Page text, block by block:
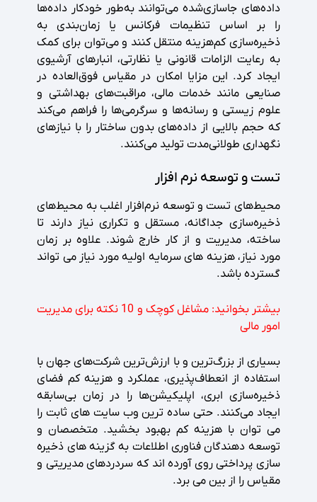
داده‌های جاسازی‌شده می‌توانند به‌طور خودکار داده‌ها
را بر اساس تنظیمات فرکانس یا زمان‌بندی به
ذخیره‌سازی کم‌هزینه منتقل کنند و می‌توان برای کمک
به رعایت الزامات قانونی یا نظارتی، انبارهای آرشیوی
ایجاد کرد. این مزایا امکان در مقیاس فوق‌العاده در
صنایعی مانند خدمات مالی، مراقبت‌های بهداشتی و
علوم زیستی و رسانه‌ها و سرگرمی‌ها را فراهم می‌کند
که حجم بالایی از داده‌های بدون ساختار را با نیازهای
نگهداری طولانی‌مدت تولید می‌کنند.
تست و توسعه نرم افزار
محیط‌های تست و توسعه نرم‌افزار اغلب به محیط‌های
ذخیره‌سازی جداگانه، مستقل و تکراری نیاز دارند تا
ساخته، مدیریت و از کار خارج شوند. علاوه بر زمان
مورد نیاز، هزینه های سرمایه اولیه مورد نیاز می تواند
گسترده باشد.
بیشتر بخوانید:
مشاغل کوچک و 10 نکته برای مدیریت
امور مالی
بسیاری از بزرگ‌ترین و با ارزش‌ترین شرکت‌های جهان با
استفاده از انعطاف‌پذیری، عملکرد و هزینه کم فضای
ذخیره‌سازی ابری، اپلیکیشن‌ها را در زمان بی‌سابقه
ایجاد می‌کنند. حتی ساده ترین وب سایت های ثابت را
می توان با هزینه کم بهبود بخشید. متخصصان و
توسعه دهندگان فناوری اطلاعات به گزینه های ذخیره
سازی پرداختی روی آورده اند که سردردهای مدیریتی و
مقیاس را از بین می برد.